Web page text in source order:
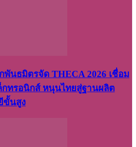
พันธมิตรจัด THECA 2026 เชื่อม
กทรอนิกส์ หนุนไทยสู่ฐานผลิต
ขั้นสูง